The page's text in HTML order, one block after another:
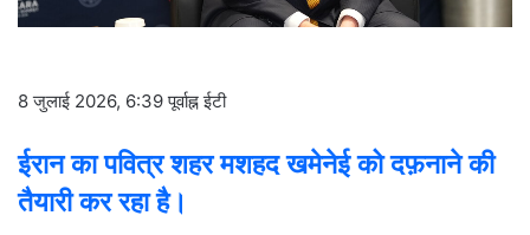
8 जुलाई 2026, 6:39 पूर्वाह्न ईटी
ईरान का पवित्र शहर मशहद खमेनेई को दफ़नाने की
तैयारी कर रहा है।